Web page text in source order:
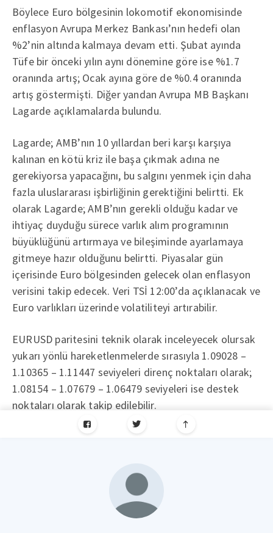
Böylece Euro bölgesinin lokomotif ekonomisinde
enflasyon Avrupa Merkez Bankası’nın hedefi olan
%2’nin altında kalmaya devam etti. Şubat ayında
Tüfe bir önceki yılın aynı dönemine göre ise %1.7
oranında artış; Ocak ayına göre de %0.4 oranında
artış göstermişti. Diğer yandan Avrupa MB Başkanı
Lagarde açıklamalarda bulundu.
Lagarde; AMB’nın 10 yıllardan beri karşı karşıya
kalınan en kötü kriz ile başa çıkmak adına ne
gerekiyorsa yapacağını, bu salgını yenmek için daha
fazla uluslararası işbirliğinin gerektiğini belirtti. Ek
olarak Lagarde; AMB’nın gerekli olduğu kadar ve
ihtiyaç duyduğu sürece varlık alım programının
büyüklüğünü artırmaya ve bileşiminde ayarlamaya
gitmeye hazır olduğunu belirtti. Piyasalar gün
içerisinde Euro bölgesinden gelecek olan enflasyon
verisini takip edecek. Veri TSİ 12:00’da açıklanacak ve
Euro varlıkları üzerinde volatiliteyi artırabilir.
EURUSD paritesini teknik olarak inceleyecek olursak
yukarı yönlü hareketlenmelerde sırasıyla 1.09028 –
1.10365 – 1.11447 seviyeleri direnç noktaları olarak;
1.08154 – 1.07679 – 1.06479 seviyeleri ise destek
noktaları olarak takip edilebilir.